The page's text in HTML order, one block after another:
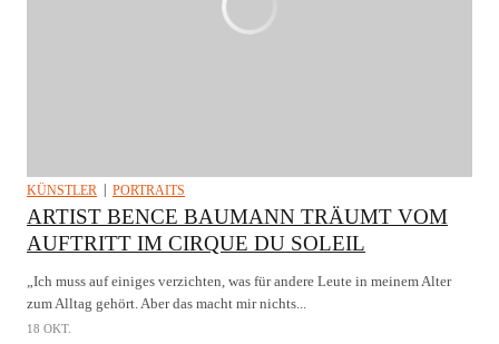
KÜNSTLER PORTRAITS
ARTIST BENCE BAUMANN TRÄUMT VOM
AUFTRITT IM CIRQUE DU SOLEIL
„Ich muss auf einiges verzichten, was für andere Leute in meinem Alter
zum Alltag gehört. Aber das macht mir nichts...
18 OKT.